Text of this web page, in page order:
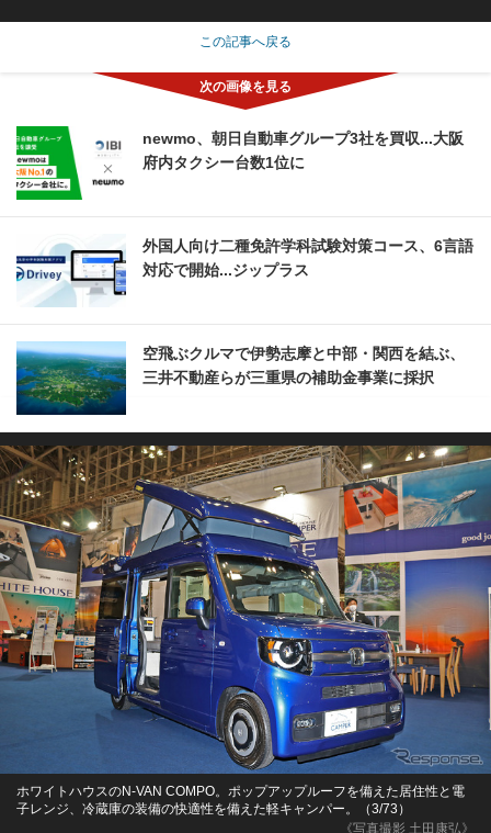
この記事へ戻る
newmo、朝日自動車グループ3社を買収...大阪
府内タクシー台数1位に
外国人向け二種免許学科試験対策コース、6言語
対応で開始...ジップラス
空飛ぶクルマで伊勢志摩と中部・関西を結ぶ、
三井不動産らが三重県の補助金事業に採択
《写真撮影 土田康弘》
ホワイトハウスのN-VAN COMPO。ポップアップルーフを備えた居住性と電
子レンジ、冷蔵庫の装備の快適性を備えた軽キャンパー。（3/73）